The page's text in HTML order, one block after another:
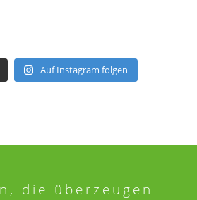
Auf Instagram folgen
die überzeugen